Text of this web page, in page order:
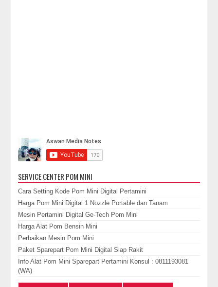
SERVICE CENTER POM MINI
Cara Setting Kode Pom Mini Digital Pertamini
Harga Pom Mini Digital 1 Nozzle Portable dan Tanam
Mesin Pertamini Digital Ge-Tech Pom Mini
Harga Alat Pom Bensin Mini
Perbaikan Mesin Pom Mini
Paket Sparepart Pom Mini Digital Siap Rakit
Info Alat Pom Mini Sparepart Pertamini Konsul : 0811193081
(WA)